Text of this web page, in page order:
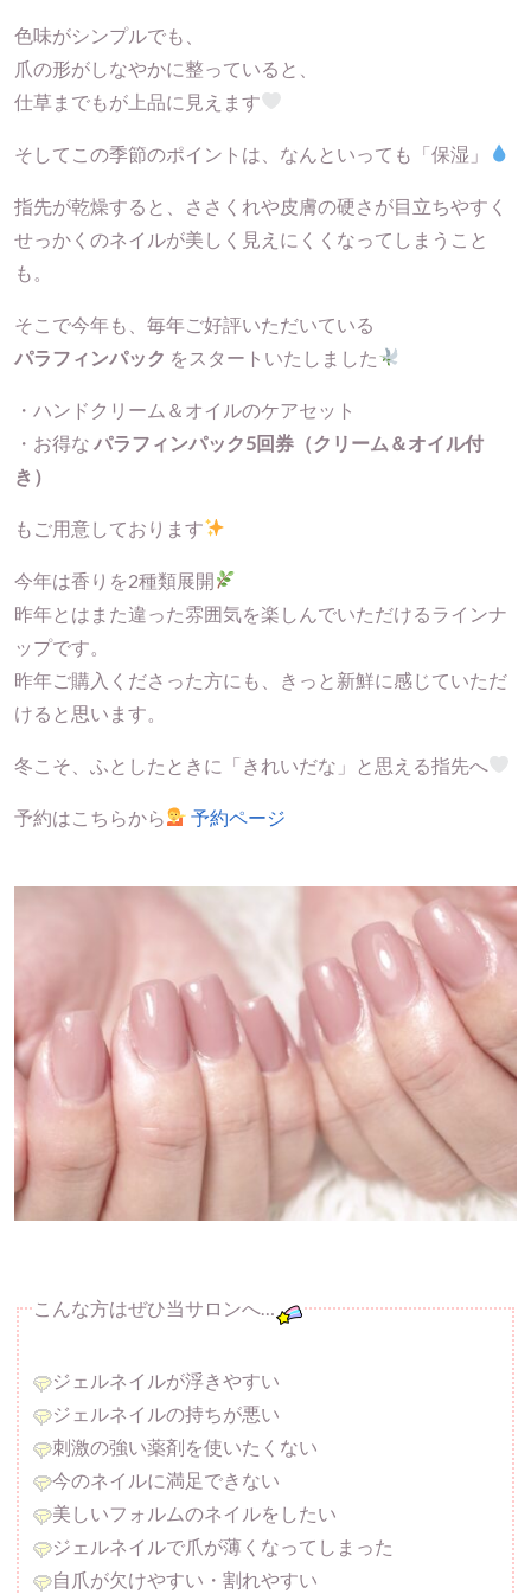
色味がシンプルでも、
爪の形がしなやかに整っていると、
仕草までもが上品に見えます
そしてこの季節のポイントは、なんといっても「保湿」
指先が乾燥すると、ささくれや皮膚の硬さが目立ちやすく
せっかくのネイルが美しく見えにくくなってしまうこと
も。
そこで今年も、毎年ご好評いただいている
パラフィンパック をスタートいたしました
・ハンドクリーム＆オイルのケアセット
・お得な パラフィンパック5回券（クリーム＆オイル付
き）
もご用意しております
今年は香りを2種類展開
昨年とはまた違った雰囲気を楽しんでいただけるラインナ
ップです。
昨年ご購入くださった方にも、きっと新鮮に感じていただ
けると思います。
冬こそ、ふとしたときに「きれいだな」と思える指先へ
予約はこちらから 予約ページ
こんな方はぜひ当サロンへ…
ジェルネイルが浮きやすい
ジェルネイルの持ちが悪い
刺激の強い薬剤を使いたくない
今のネイルに満足できない
美しいフォルムのネイルをしたい
ジェルネイルで爪が薄くなってしまった
自爪が欠けやすい・割れやすい